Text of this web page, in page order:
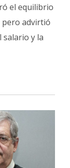
el equilibrio
pero advirtió
salario y la